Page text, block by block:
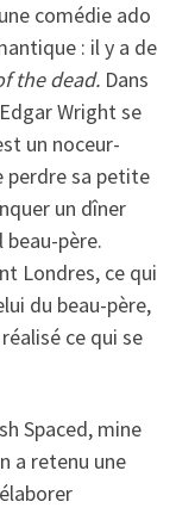
comédie ado
: il y a de
the dead. Dans
Wright se
un noceur-
perdre sa petite
un dîner
père.
Londres, ce qui
du beau-père,
ce qui se
Spaced, mine
a retenu une